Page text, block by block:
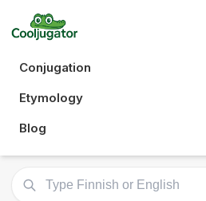
Conjugation
Etymology
Blog